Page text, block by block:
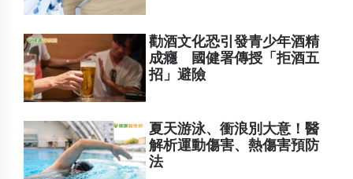
勸酒文化恐引發青少年酒精
成癮 國健署傳授「拒酒五
招」避險
夏天游泳、衝浪別大意！醫
解析運動傷害、熱傷害預防
法